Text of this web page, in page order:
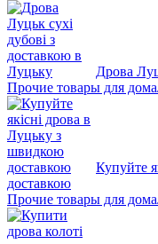
Дрова
Прочие товары для дома
Купуйте
доставкою
Прочие товары для дома